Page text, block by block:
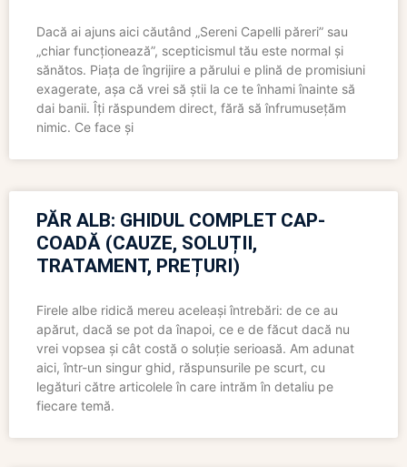
Dacă ai ajuns aici căutând „Sereni Capelli păreri” sau
„chiar funcționează”, scepticismul tău este normal și
sănătos. Piața de îngrijire a părului e plină de promisiuni
exagerate, așa că vrei să știi la ce te înhami înainte să
dai banii. Îți răspundem direct, fără să înfrumusețăm
nimic. Ce face și
PĂR ALB: GHIDUL COMPLET CAP-
COADĂ (CAUZE, SOLUȚII,
TRATAMENT, PREȚURI)
Firele albe ridică mereu aceleași întrebări: de ce au
apărut, dacă se pot da înapoi, ce e de făcut dacă nu
vrei vopsea și cât costă o soluție serioasă. Am adunat
aici, într-un singur ghid, răspunsurile pe scurt, cu
legături către articolele în care intrăm în detaliu pe
fiecare temă.